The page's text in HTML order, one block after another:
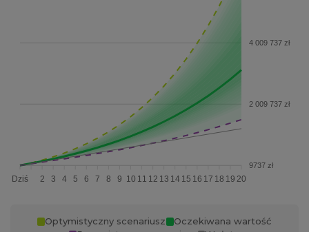
4 009 737 zł
2 009 737 zł
9737 zł
Dziś 2 3 4 5 6 7 8 9 10 11 12 13 14 15 16 17 18 19 20
Optymistyczny scenariusz
Oczekiwana wartość